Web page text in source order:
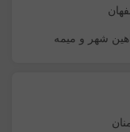
شهر و میمه